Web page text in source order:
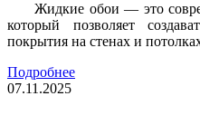
Жидкие обои — это
который позволяет
покрытия на стенах и
Подробнее
07.11.2025